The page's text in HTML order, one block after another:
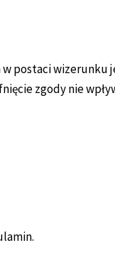
postaci
zgody nie